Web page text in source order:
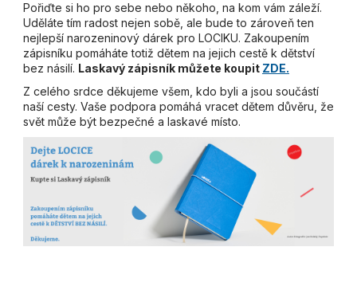
Pořiďte si ho pro sebe nebo někoho, na kom vám záleží.
Uděláte tím radost nejen sobě, ale bude to zároveň ten
nejlepší narozeninový dárek pro LOCIKU. Zakoupením
zápisníku pomáháte totiž dětem na jejich cestě k dětství
bez násilí. Laskavý zápisník můžete koupit ZDE.
Z celého srdce děkujeme všem, kdo byli a jsou součástí
naší cesty. Vaše podpora pomáhá vracet dětem důvěru, že
svět může být bezpečné a laskavé místo.